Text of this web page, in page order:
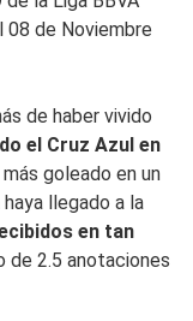
08 de Noviembre
de haber vivido
el Cruz Azul en
goleado en un
llegado a la
en tan
de 2.5 anotaciones